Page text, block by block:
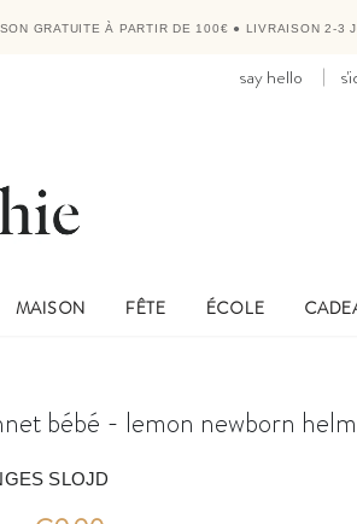
GRATUITE À PARTIR DE 100€ ● LIVRAISON 2-3
say hello
MAISON FÊTE ÉCOLE
bébé - lemon newborn
SLOJD